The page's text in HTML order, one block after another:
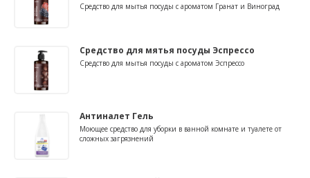
Средство для мытья посуды с ароматом Гранат и Виноград
Средство для мятья посуды Эспрессо
Средство для мытья посуды с ароматом Эспрессо
Антиналет Гель
Моющее средство для уборки в ванной комнате и туалете от
сложных загрязнений